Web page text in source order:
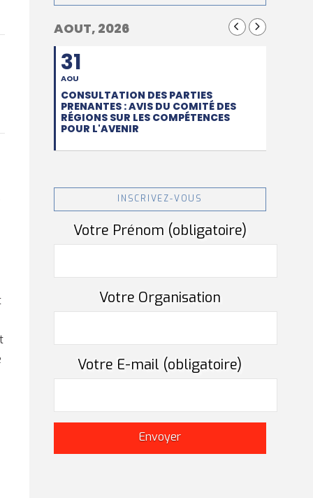
AOUT, 2026
31
AOU
CONSULTATION DES PARTIES
PRENANTES : AVIS DU COMITÉ DES
RÉGIONS SUR LES COMPÉTENCES
POUR L'AVENIR
INSCRIVEZ-VOUS
Votre Prénom (obligatoire)
Votre Organisation
Votre E-mail (obligatoire)